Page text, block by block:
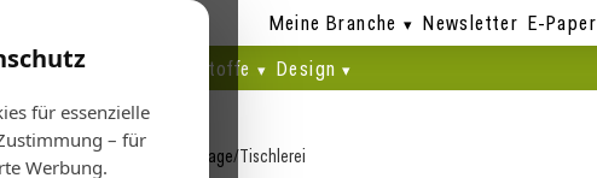
für essenzielle
– für
Werbung.
Meine Branche Newsletter E-Paper
Bau- + Werkstoffe Design
Homepage/Tischlerei